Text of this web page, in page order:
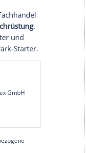
Anforderungen
viele tausend
Modell,
Verfügung